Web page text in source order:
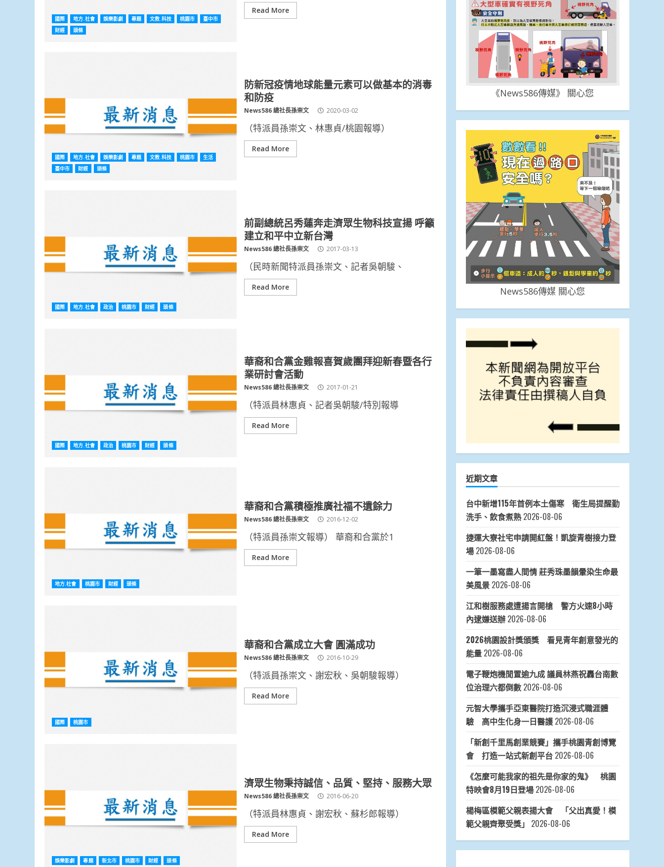
國際 地方.社會 娛樂影劇 專題 文教.科技 桃園市
臺中市
財經
頭條
Read More
國際 地方.社會 娛樂影劇 專題 文教.科技 桃園市
生活
臺中市
財經 頭條
防新冠疫情地球能量元素可以做基本的消毒
和防疫
News586 總社長孫崇文 2020-03-02
（特派員孫崇文、林惠貞/桃園報導）
Read More
國際 地方.社會 政治 桃園市 財經 頭條
前副總統呂秀蓮奔走濟眾生物科技宣揚 呼籲
建立和平中立新台灣
News586 總社長孫崇文 2017-03-13
（民時新聞特派員孫崇文、記者吳朝駿、
Read More
國際 地方.社會 政治 桃園市 財經 頭條
華裔和合黨金雞報喜賀歲團拜迎新春暨各行
業研討會活動
News586 總社長孫崇文 2017-01-21
（特派員林惠貞、記者吳朝駿/特別報導
Read More
地方.社會 桃園市 財經 頭條
華裔和合黨積極推廣社福不遺餘力
News586 總社長孫崇文 2016-12-02
（特派員孫崇文報導） 華裔和合黨於1
Read More
國際 桃園市
華裔和合黨成立大會 圓滿成功
News586 總社長孫崇文 2016-10-29
（特派員孫崇文、謝宏秋、吳朝駿報導）
Read More
娛樂影劇 專題 新北市 桃園市 財經 頭條
濟眾生物秉持誠信、品質、堅持、服務大眾
News586 總社長孫崇文 2016-06-20
（特派員林惠貞、謝宏秋、蘇杉郎報導）
Read More
《News586傳媒》 關心您
News586傳媒 關心您
近期文章
台中新增115年首例本土傷寒 衛生局提醒勤
洗手、飲食煮熟 2026-08-06
捷運大寮社宅申請開紅盤！凱旋青樹接力登
場 2026-08-06
一筆一墨寫盡人間情 莊秀珠墨韻暈染生命最
美風景 2026-08-06
江和樹服務處遭揚言開槍 警方火速8小時
內逮嫌送辦 2026-08-06
2026桃園設計獎頒獎 看見青年創意發光的
能量 2026-08-06
電子鞭炮機閒置逾九成 議員林燕祝轟台南數
位治理六都倒數 2026-08-06
元智大學攜手亞東醫院打造沉浸式職涯體
驗 高中生化身一日醫護 2026-08-06
「新創千里馬創業競賽」攜手桃園青創博覽
會 打造一站式新創平台 2026-08-06
《怎麼可能我家的祖先是你家的鬼》 桃園
特映會8月19日登場 2026-08-06
楊梅區模範父親表揚大會 「父出真愛！模
範父親齊聚受獎」 2026-08-06